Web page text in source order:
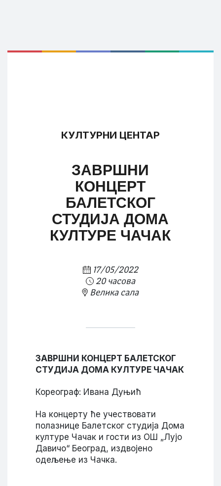
КУЛТУРНИ ЦЕНТАР
ЗАВРШНИ
КОНЦЕРТ
БАЛЕТСКОГ
СТУДИЈА ДОМА
КУЛТУРЕ ЧАЧАК
17/05/2022
20 часова
Велика сала
ЗАВР Ш НИ КОНЦЕРТ БАЛЕТСКОГ
СТУДИЈА ДОМА КУЛТУРЕ ЧАЧАК
Кореограф: Ивана Дуњић
На концерту ће учествовати
полазнице Балетског студија Дома
културе Чачак и гости из ОШ „Лујо
Давичо“ Београд, издвојено
одељење из Чачка.